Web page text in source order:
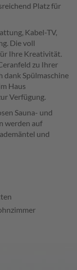
Platz für
Kabel-TV,
Die voll
Ihre Kreativität.
zu Ihrer
dank Spülmaschine
Haus
Verfügung.
Sauna- und
werden auf
und